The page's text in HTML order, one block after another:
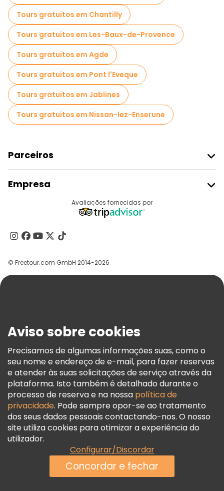
Tours gratuitos em Chantilly
Tours gratuitos em Les-Baux-de-Provence
Tours gratuitos em Agde
Tours gratuitos em Pont l'Eveque
Tours gratuitos em Jablines
Tours gratuitos em Nissan-lez-Enserune
Parceiros
Registo Do Fornecedor
Programa De Afiliados
Empresa
Contacte-Nos
Grupos
Ajuda
Termos E Informações Legais
Política De Cookies
Freetour Prémios
Programa De Fidelidade
Avaliações fornecidas por
© Freetour.com GmbH 2014-2026
Aviso sobre cookies
Precisamos de algumas informações suas, como o
seu nome e endereço de e-mail, para fazer reservas
e atender às suas solicitações de serviço através da
plataforma. Isto também é detalhado durante o
processo de reserva e na nossa política de
privacidade. Pode sempre opor-se ao tratamento
dos seus dados pessoais contactando-nos. O nosso
site utiliza cookies para otimizar a experiência do
utilizador.
Configurar/Discordar
Concordar e fechar